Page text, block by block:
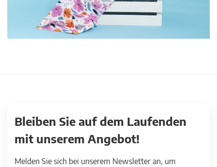
Bleiben Sie auf dem Laufenden
mit unserem Angebot!
Melden Sie sich bei unserem Newsletter an, um